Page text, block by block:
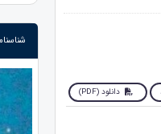
دانلود (PDF)